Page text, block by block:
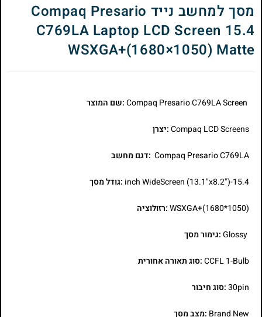
מסך למחשב נייד Compaq Presario
C769LA Laptop LCD Screen 15.4
WSXGA+(1680×1050) Matte
:שם המוצר
Compaq LCD Screens:יצרן
Compaq Presario C769LA :דגם מחשב
15.4-inch WideScreen (13.1"x8.2") :גודל מסך
WSXGA+(1680*1050):רזולוציה
Glossy:גימור מסך
CCFL 1-Bulb:סוג תאורה אחורית
30pin:סוג חיבור
Brand New :מצב מסך